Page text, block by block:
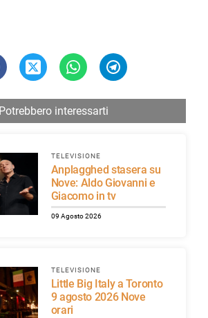
Potrebbero interessarti
TELEVISIONE
Anplagghed stasera su
Nove: Aldo Giovanni e
Giacomo in tv
09 Agosto 2026
TELEVISIONE
Little Big Italy a Toronto
9 agosto 2026 Nove
orari